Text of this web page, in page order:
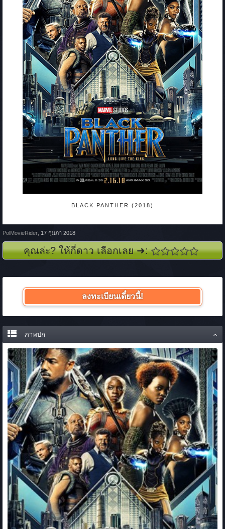
BLACK PANTHER (2018)
PolMovieRider 17 กุมภา 2018
คุณล่ะ? ให้กี่ดาว เลือกเลย ➜:
ลงทะเบียนเดี๋ยวนี้!
ภาพปก